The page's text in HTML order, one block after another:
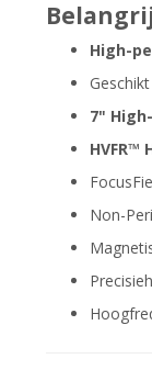
High-
7"
HVFR™
Non-